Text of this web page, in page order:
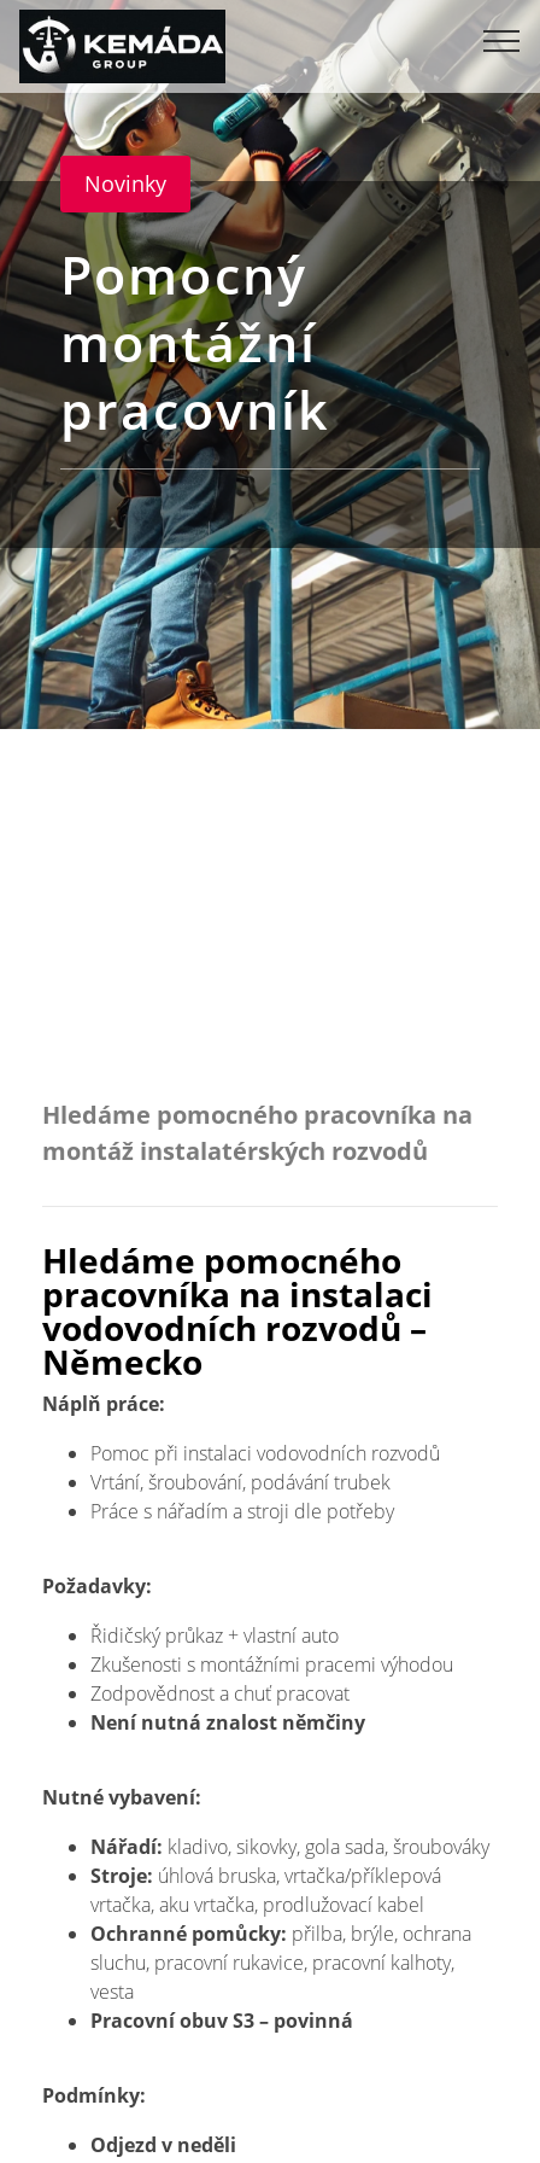
Novinky
Pomocný
montážní
pracovník
Hledáme pomocného pracovníka na
montáž instalatérských rozvodů
Hledáme pomocného
pracovníka na instalaci
vodovodních rozvodů –
Německo
Náplň práce:
Pomoc při instalaci vodovodních rozvodů
Vrtání, šroubování, podávání trubek
Práce s nářadím a stroji dle potřeby
Požadavky:
Řidičský průkaz + vlastní auto
Zkušenosti s montážními pracemi výhodou
Zodpovědnost a chuť pracovat
Není nutná znalost němčiny
Nutné vybavení:
Nářadí: kladivo, sikovky, gola sada, šroubováky
Stroje: úhlová bruska, vrtačka/příklepová
vrtačka, aku vrtačka, prodlužovací kabel
Ochranné pomůcky: přilba, brýle, ochrana
sluchu, pracovní rukavice, pracovní kalhoty,
vesta
Pracovní obuv S3 – povinná
Podmínky:
Odjezd v neděli